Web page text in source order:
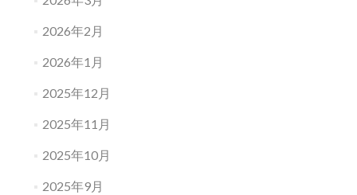
2026年2月
2026年1月
2025年12月
2025年11月
2025年10月
2025年9月